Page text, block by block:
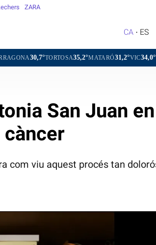
ZARA
CA ES
TORTOSA35,2°MATARÓ31,2°VIC34,0°
San Juan en
com viu aquest procés tan